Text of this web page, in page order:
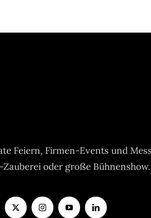
Feiern, Firmen-Events und
oder große Bühnenshow.